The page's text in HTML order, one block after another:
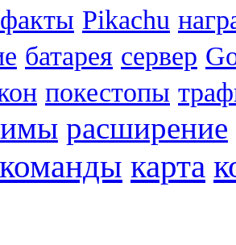
факты Pikachu
батарея сервер
покестопы
расширение
команды карта